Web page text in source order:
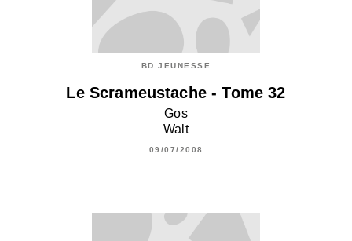
BD JEUNESSE
Le Scrameustache - Tome 32
Gos
Walt
09/07/2008